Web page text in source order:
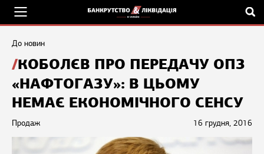
До новин
КОБОЛЄВ ПРО ПЕРЕДАЧУ ОПЗ
«НАФТОГАЗУ»: В ЦЬОМУ
НЕМАЄ ЕКОНОМІЧНОГО СЕНСУ
16 грудня, 2016
Продаж